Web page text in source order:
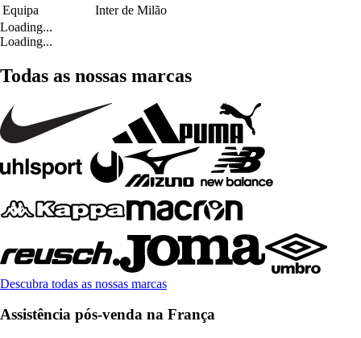
Equipa
Inter de Milão
Loading...
Loading...
Todas as nossas marcas
Descubra todas as nossas marcas
Assistência pós-venda na França